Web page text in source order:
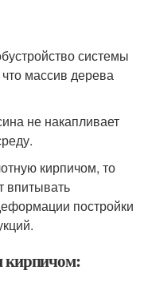
системы
массив дерева
не накапливает
кирпичом, то
впитывать
постройки
кирпичом: